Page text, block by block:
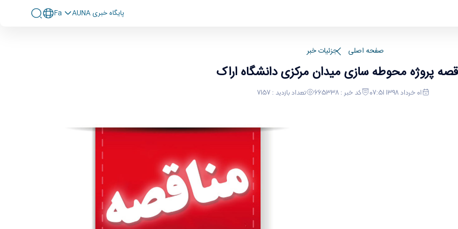
پايگاه خبری AUNA Fa
صفحه اصلی جزئیات خبر
پروژه محوطه سازی میدان مرکزی دانشگاه اراک
01 خرداد 1398 07:51 کد خبر : 665338 تعداد بازدید : 7157